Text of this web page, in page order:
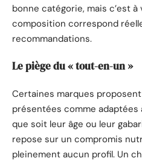
bonne catégorie, mais c’est
composition correspond
recommandations.
Le piège du « tout-en-un »
Certaines marques
présentées comme adaptées
que soit leur âge ou leur
repose sur un compromis
pleinement aucun profil. Un